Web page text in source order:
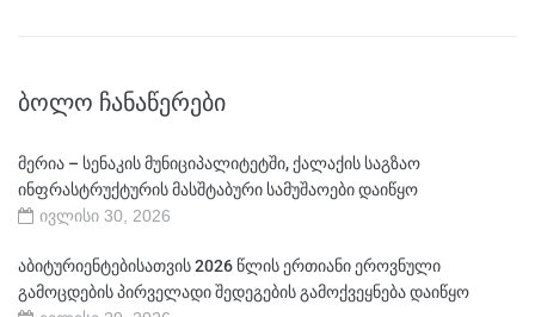
ᲑᲝᲚᲝ ᲩᲐᲜᲐᲬᲔᲠᲔᲑᲘ
მერია – სენაკის მუნიციპალიტეტში, ქალაქის საგზაო
ინფრასტრუქტურის მასშტაბური სამუშაოები დაიწყო
ივლისი 30, 2026
აბიტურიენტებისათვის 2026 წლის ერთიანი ეროვნული
გამოცდების პირველადი შედეგების გამოქვეყნება დაიწყო